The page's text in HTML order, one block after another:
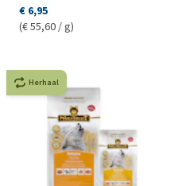
€ 6,95
(€ 55,60 / g)
Herhaal